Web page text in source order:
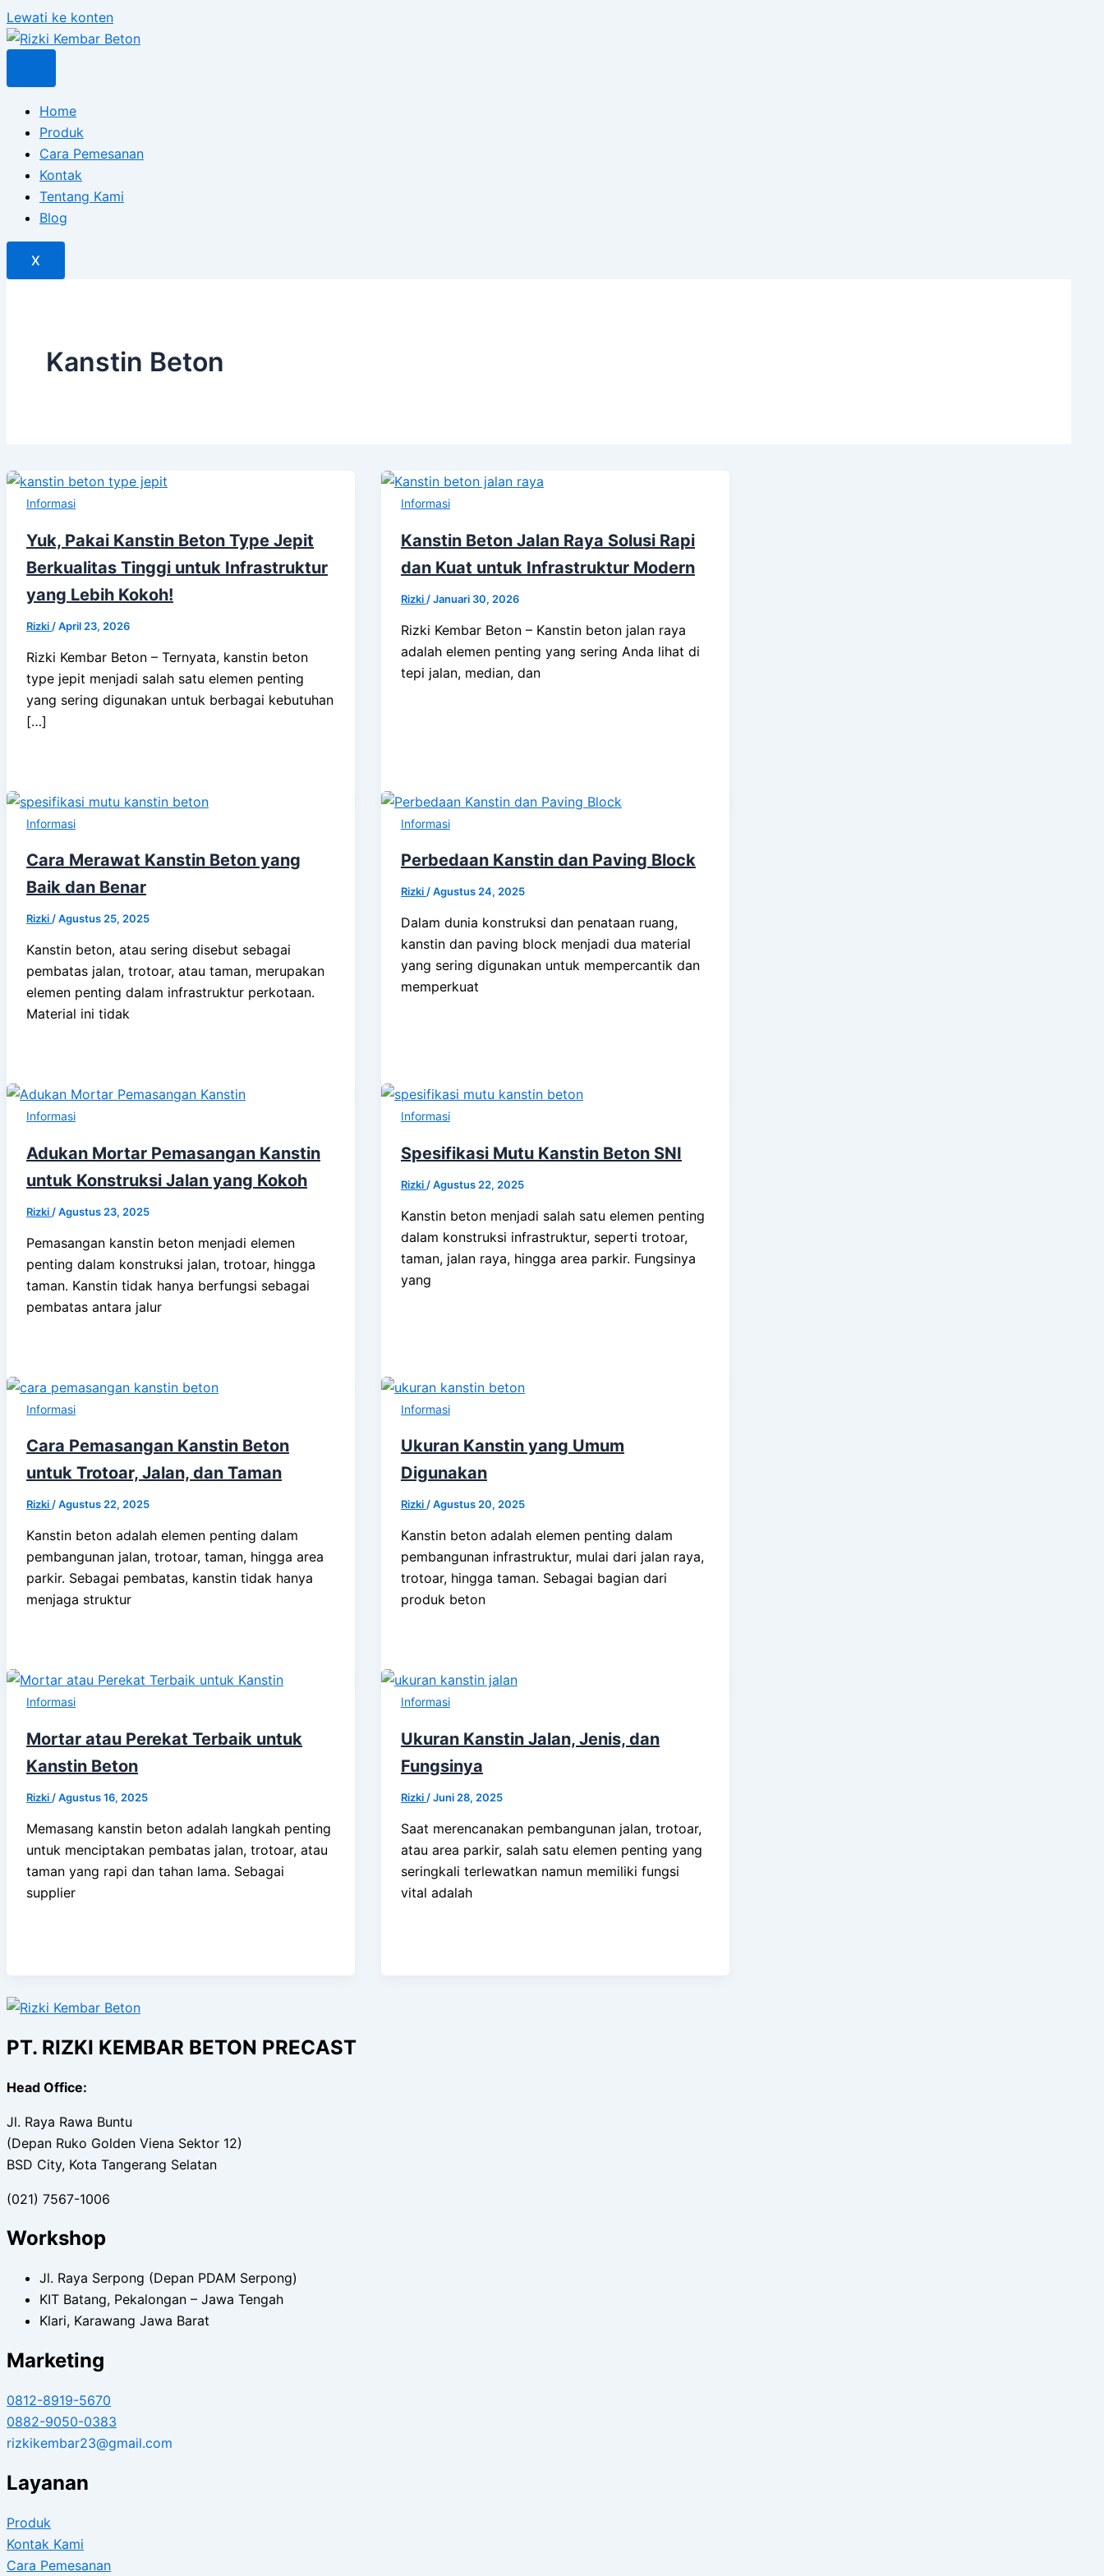
Lewati ke konten
Home
Produk
Cara Pemesanan
Kontak
Tentang Kami
Blog
X
Kanstin Beton
Informasi
Yuk, Pakai Kanstin Beton Type Jepit
Berkualitas Tinggi untuk Infrastruktur
yang Lebih Kokoh!
Rizki /April 23, 2026
Rizki Kembar Beton – Ternyata, kanstin beton
type jepit menjadi salah satu elemen penting
yang sering digunakan untuk berbagai kebutuhan
[…]
Informasi
Kanstin Beton Jalan Raya Solusi Rapi
dan Kuat untuk Infrastruktur Modern
Rizki /Januari 30, 2026
Rizki Kembar Beton – Kanstin beton jalan raya
adalah elemen penting yang sering Anda lihat di
tepi jalan, median, dan
Informasi
Cara Merawat Kanstin Beton yang
Baik dan Benar
Rizki/Agustus 25, 2025
Kanstin beton, atau sering disebut sebagai
pembatas jalan, trotoar, atau taman, merupakan
elemen penting dalam infrastruktur perkotaan.
Material ini tidak
Informasi
Perbedaan Kanstin dan Paving Block
Rizki/Agustus 24, 2025
Dalam dunia konstruksi dan penataan ruang,
kanstin dan paving block menjadi dua material
yang sering digunakan untuk mempercantik dan
memperkuat
Informasi
Adukan Mortar Pemasangan Kanstin
untuk Konstruksi Jalan yang Kokoh
Rizki /Agustus 23, 2025
Pemasangan kanstin beton menjadi elemen
penting dalam konstruksi jalan, trotoar, hingga
taman. Kanstin tidak hanya berfungsi sebagai
pembatas antara jalur
Informasi
Spesifikasi Mutu Kanstin Beton SNI
Rizki /Agustus 22, 2025
Kanstin beton menjadi salah satu elemen penting
dalam konstruksi infrastruktur, seperti trotoar,
taman, jalan raya, hingga area parkir. Fungsinya
yang
Informasi
Cara Pemasangan Kanstin Beton
untuk Trotoar, Jalan, dan Taman
Rizki/Agustus 22, 2025
Kanstin beton adalah elemen penting dalam
pembangunan jalan, trotoar, taman, hingga area
parkir. Sebagai pembatas, kanstin tidak hanya
menjaga struktur
Informasi
Ukuran Kanstin yang Umum
Digunakan
Rizki/Agustus 20, 2025
Kanstin beton adalah elemen penting dalam
pembangunan infrastruktur, mulai dari jalan raya,
trotoar, hingga taman. Sebagai bagian dari
produk beton
Informasi
Mortar atau Perekat Terbaik untuk
Kanstin Beton
Rizki /Agustus 16, 2025
Memasang kanstin beton adalah langkah penting
untuk menciptakan pembatas jalan, trotoar, atau
taman yang rapi dan tahan lama. Sebagai
supplier
Informasi
Ukuran Kanstin Jalan, Jenis, dan
Fungsinya
Rizki /Juni 28, 2025
Saat merencanakan pembangunan jalan, trotoar,
atau area parkir, salah satu elemen penting yang
seringkali terlewatkan namun memiliki fungsi
vital adalah
PT. RIZKI KEMBAR BETON PRECAST
Head Office:
Jl. Raya Rawa Buntu
(Depan Ruko Golden Viena Sektor 12)
BSD City, Kota Tangerang Selatan
(021) 7567-1006
Workshop
Jl. Raya Serpong (Depan PDAM Serpong)
KIT Batang, Pekalongan – Jawa Tengah
Klari, Karawang Jawa Barat
Marketing
0812-8919-5670
0882-9050-0383
rizkikembar23@gmail.com
Layanan
Produk
Kontak Kami
Cara Pemesanan